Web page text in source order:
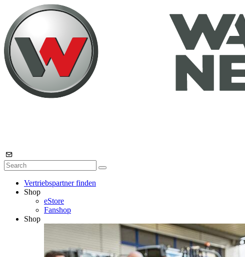
Vertriebspartner finden
Shop
eStore
Fanshop
Shop